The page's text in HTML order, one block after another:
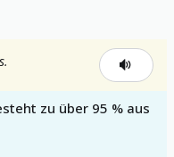
zu über 95 % aus